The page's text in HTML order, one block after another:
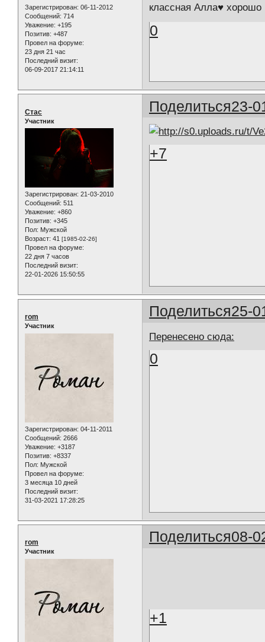
Зарегистрирован: 06-11-2012
Сообщений: 714
Уважение: +195
Позитив: +487
Провел на форуме:
23 дня 21 час
Последний визит:
06-09-2017 21:14:11
классная Aлла♥ хорошо
0
Поделиться23-
Стас
Участник
Зарегистрирован: 21-03-2010
Сообщений: 511
Уважение: +860
Позитив: +345
Пол: Мужской
Возраст: 41 [1985-02-26]
Провел на форуме:
22 дня 7 часов
Последний визит:
22-01-2026 15:50:55
+7
Поделиться25-
rom
Участник
Зарегистрирован: 04-11-2011
Сообщений: 2666
Уважение: +3187
Позитив: +8337
Пол: Мужской
Провел на форуме:
3 месяца 10 дней
Последний визит:
31-03-2021 17:28:25
Перенесено сюда:
0
Поделиться08-
rom
Участник
+1